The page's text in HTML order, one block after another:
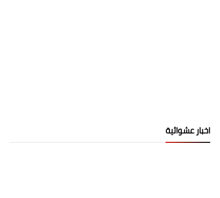
اخبار عشوائية